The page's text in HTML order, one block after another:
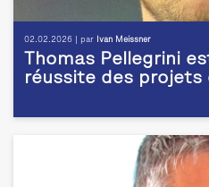
02.02.2026 | par Ivan Meissner
Thomas Pellegrini
réussite des projets